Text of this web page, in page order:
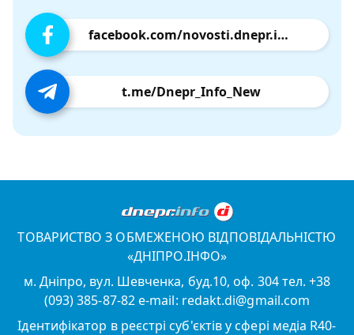
facebook.com/novosti.dnepr.info
t.me/Dnepr_Info_New
ТОВАРИСТВО З ОБМЕЖЕНОЮ ВІДПОВІДАЛЬНІСТЮ
«ДНІПРО.ІНФО»
м. Дніпро, вул. Шевченка, буд.10, оф. 304 тел. +38
(093) 385-87-82 e-mail: redakt.di@gmail.com
Ідентифікатор в реєстрі суб'єктів у сфері медіа R40-